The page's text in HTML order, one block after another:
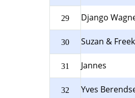
29 Django
30 Suzan & Freek
31 Jannes
32 Yves